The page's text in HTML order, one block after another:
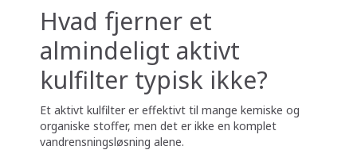
Hvad fjerner et
almindeligt aktivt
kulfilter typisk ikke?
Et aktivt kulfilter er effektivt til mange kemiske og
organiske stoffer, men det er ikke en komplet
vandrensningsløsning alene.